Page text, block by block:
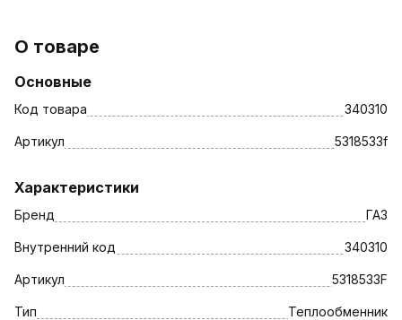
О товаре
Основные
Код товара 340310
Артикул 5318533f
Характеристики
Бренд ГАЗ
Внутренний код 340310
Артикул 5318533F
Тип Теплообменник